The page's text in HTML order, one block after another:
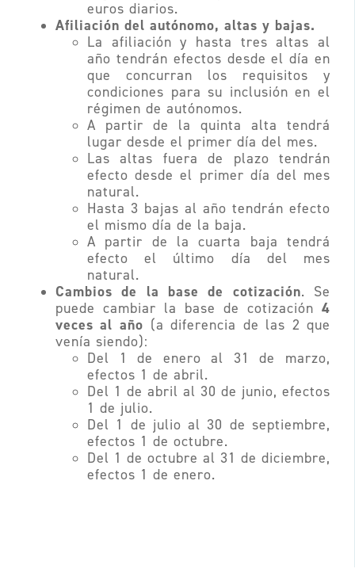
euros diarios.
Afiliación del autónomo, altas y bajas.
La afiliación y hasta tres altas al
año tendrán efectos desde el día en
que concurran los requisitos y
condiciones para su inclusión en el
régimen de autónomos.
A partir de la quinta alta tendrá
lugar desde el primer día del mes.
Las altas fuera de plazo tendrán
efecto desde el primer día del mes
natural.
Hasta 3 bajas al año tendrán efecto
el mismo día de la baja.
A partir de la cuarta baja tendrá
efecto el último día del mes
natural.
Cambios de la base de cotización. Se
puede cambiar la base de cotización4
veces al año (a diferencia de las 2 que
venía siendo):
Del 1 de enero al 31 de marzo,
efectos 1 de abril.
Del 1 de abril al 30 de junio, efectos
1 de julio.
Del 1 de julio al 30 de septiembre,
efectos 1 de octubre.
Del 1 de octubre al 31 de diciembre,
efectos 1 de enero.